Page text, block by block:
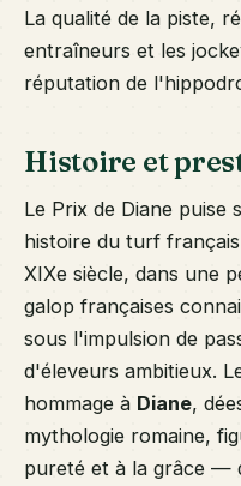
La qualité de la piste,
entraîneurs et les
réputation de
Histoire et
Le Prix de Diane puise
histoire du turf
XIXe siècle, dans une
galop françaises
sous l'impulsion de
d'éleveurs ambitieux.
hommage à Diane,
mythologie romaine,
pureté et à la grâce —